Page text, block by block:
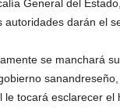
General del
autoridades darán el
se manchará
tocará esclarecer el